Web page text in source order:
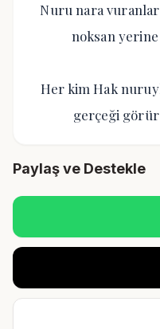
Nuru nara
noksan
Her kim Hak
gerçeği görür
Paylaş ve Destekle